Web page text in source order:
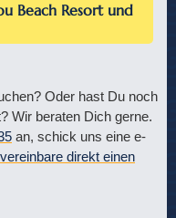
Beach Resort und
Oder hast Du noch
Wir beraten Dich gerne.
an, schick uns eine e-
vereinbare direkt einen